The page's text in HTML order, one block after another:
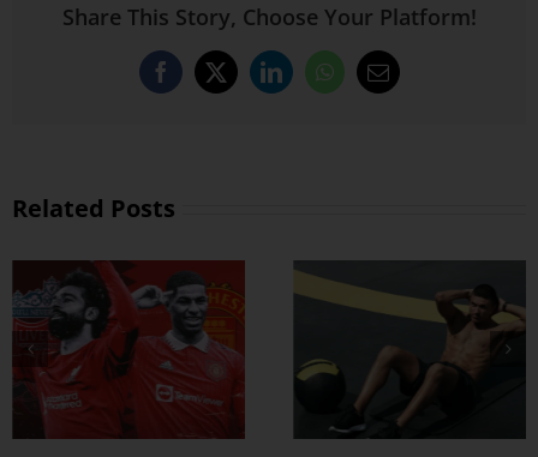
Share This Story, Choose Your Platform!
Facebook
X LinkedInWhatsApp
Email
Related Posts
ထိထိရောက်ရောက်
ဗိုက်ခေါက် အဆီ
တွေ ချဖို့